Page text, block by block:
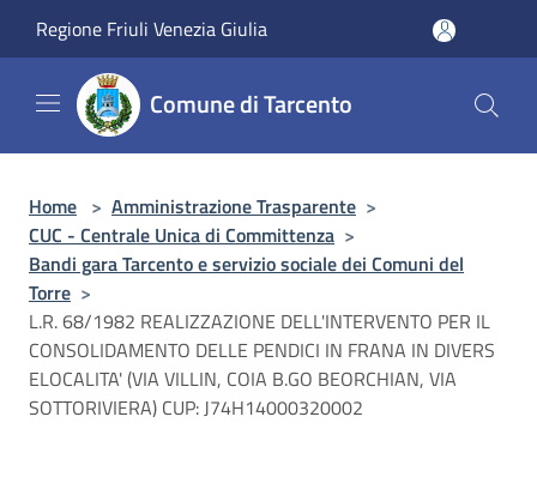
Regione Friuli Venezia Giulia
Comune di Tarcento
Home > Amministrazione Trasparente >
CUC - Centrale Unica di Committenza >
Bandi gara Tarcento e servizio sociale dei Comuni del
Torre >
L.R. 68/1982 REALIZZAZIONE DELL'INTERVENTO PER IL
CONSOLIDAMENTO DELLE PENDICI IN FRANA IN DIVERS
ELOCALITA' (VIA VILLIN, COIA B.GO BEORCHIAN, VIA
SOTTORIVIERA) CUP: J74H14000320002